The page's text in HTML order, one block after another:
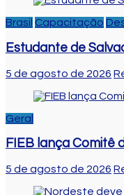
Brasil Capacitação
Estudante de
5 de agosto de 2026
Geral
FIEB lança Comitê
5 de agosto de 2026